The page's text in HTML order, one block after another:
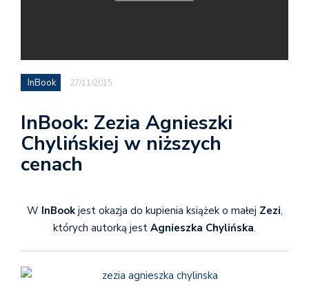
InBook 27/11/2015
InBook: Zezia Agnieszki
Chylińskiej w niższych
cenach
W InBookjest okazja do kupienia książek o małej Zezi,
których autorką jest Agnieszka Chylińska.